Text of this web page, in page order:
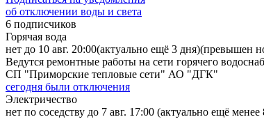
об отключении воды и света
6 подписчиков
Горячая вода
нет до 10 авг. 20:00(актуально ещё 3 дня)(превышен
Ведутся ремонтные работы на сети горячего
СП "Приморские тепловые сети" АО "ДГК"
сегодня были отключения
Электричество
нет по соседству до 7 авг. 17:00 (актуально ещё менее